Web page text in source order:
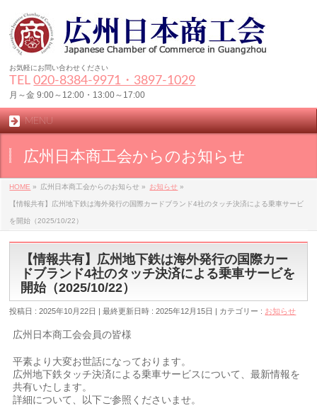
お気軽にお問い合わせください
TEL020-8384‐9971・3897-1029
月～金 9:00～12:00・13:00～17:00
MENU
広州日本商工会からのお知らせ
HOME » 広州日本商工会からのお知らせ » お知らせ »
【情報共有】広州地下鉄は海外発行の国際カードブランド4社のタッチ決済による乗車サービ
を開始（2025/10/22）
【情報共有】広州地下鉄は海外発行の国際カー
ドブランド4社のタッチ決済による乗車サービを
開始（2025/10/22）
投稿日 : 2025年10月22日 最終更新日時 : 2025年12月15日 カテゴリー : お知らせ
広州日本商工会会員の皆様
平素より大変お世話になっております。
広州地下鉄タッチ決済による乗車サービスについて、最新情報を
共有いたします。
詳細について、以下ご参照くださいませ。